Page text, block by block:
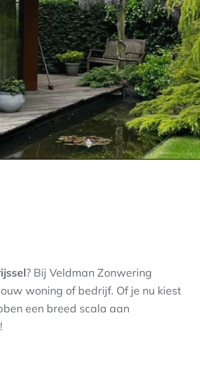
? Bij Veldman Zonwering
woning of bedrijf. Of je nu kiest
een breed scala aan